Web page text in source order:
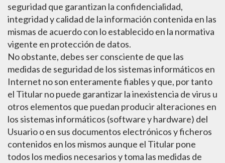
seguridad que garantizan la confidencialidad,
integridad y calidad de la información contenida en las
mismas de acuerdo con lo establecido en la normativa
vigente en protección de datos.
No obstante, debes ser consciente de que las
medidas de seguridad de los sistemas informáticos en
Internet no son enteramente fiables y que, por tanto
el Titular no puede garantizar la inexistencia de virus u
otros elementos que puedan producir alteraciones en
los sistemas informáticos (software y hardware) del
Usuario o en sus documentos electrónicos y ficheros
contenidos en los mismos aunque el Titular pone
todos los medios necesarios y toma las medidas de